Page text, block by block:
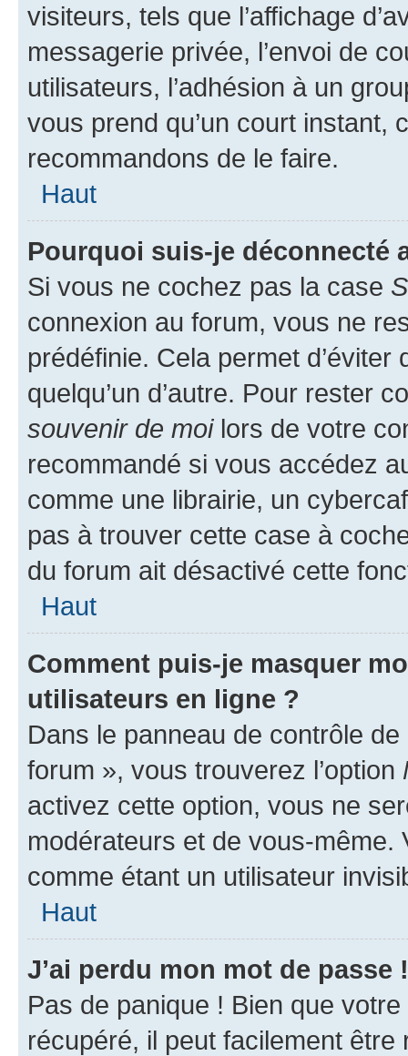
visiteurs, tels que l’affichage
messagerie privée, l’envoi de
utilisateurs, l’adhésion à un
vous prend qu’un court instant,
recommandons de le faire.
Haut
Pourquoi suis-je déconnecté
Si vous ne cochez pas la case
connexion au forum, vous ne
prédéfinie. Cela permet
quelqu’un d’autre. Pour rester
souvenir de moilors de votre
recommandé si vous accédez
comme une librairie, un
pas à trouver cette case à
du forum ait désactivé cette
Haut
Comment puis-je masquer
utilisateurs en ligne ?
Dans le panneau de contrôle
forum », vous trouverez l’option
activez cette option, vous ne
modérateurs et de vous-
comme étant un utilisateur
Haut
J’ai perdu mon mot de passe !
Pas de panique ! Bien que
récupéré, il peut facilement